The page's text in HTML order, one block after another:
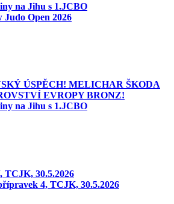
na Jihu s 1.JCBO
Judo Open 2026
ÚSPĚCH! MELICHAR ŠKODA
EVROPY BRONZ!
na Jihu s 1.JCBO
TCJK, 30.5.2026
4, TCJK, 30.5.2026